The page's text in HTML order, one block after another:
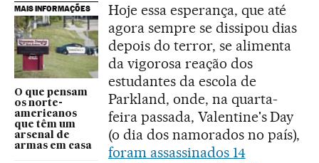
MAIS INFORMAÇÕES
O que pensam
os norte-
americanos
que têm um
arsenal de
armas em casa
Hoje essa esperança, que até
agora sempre se dissipou dias
depois do terror, se alimenta
da vigorosa reação dos
estudantes da escola de
Parkland, onde, na quarta-
feira passada, Valentine's Day
(o dia dos namorados no país),
foram assassinados 14